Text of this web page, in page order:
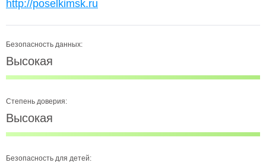
http://poselkimsk.ru
Безопасность данных:
Высокая
Степень доверия:
Высокая
Безопасность для детей: